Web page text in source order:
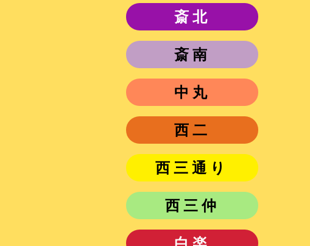
斎北
斎南
中丸
西二
西三通り
西三仲